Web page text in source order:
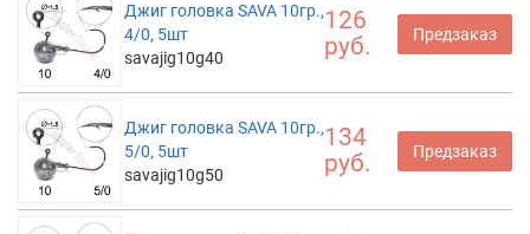
Джиг головка SAVA 10гр.,
4/0, 5шт
savajig10g40
126
руб.
Предзаказ
Джиг головка SAVA 10гр.,
5/0, 5шт
savajig10g50
134
руб.
Предзаказ